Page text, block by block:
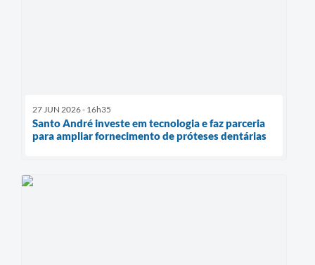
27 JUN 2026 - 16h35
Santo André investe em tecnologia e faz parceria
para ampliar fornecimento de próteses dentárias